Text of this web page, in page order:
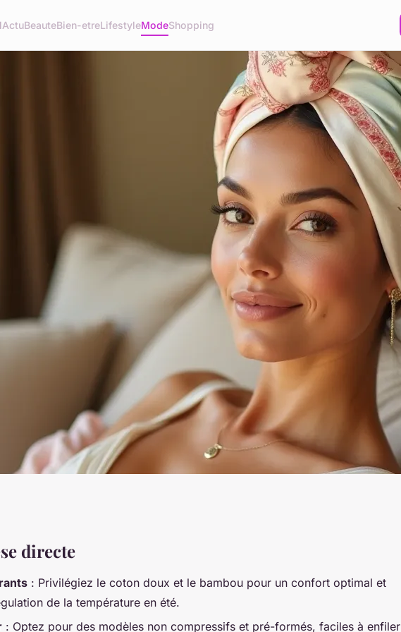
ActuBeauteBien-etreLifestyleModeShopping
chimio été :
directe
: Privilégiez le coton doux et le bambou pour un confort optimal et
de la température en été.
: Optez pour des modèles non compressifs et pré-formés, faciles à enfiler